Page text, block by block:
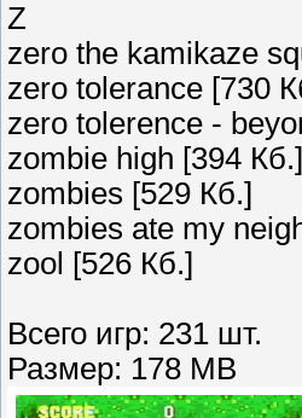
Z
zero the kamikaze
zero tolerance [730
zero tolerence -
zombie high [394 Кб.]
zombies [529 Кб.]
zombies ate my
zool [526 Кб.]
Всего игр: 231 шт.
Размер: 178 MB